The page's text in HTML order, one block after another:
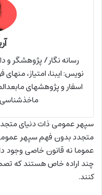
رسانه نگار/ پژوهشگر و
نویس: ایبنا، امتیاز،
اسفار و پژوهشهای
ماخذشناسی
سپهر عمومی ذات دنیای
متجدد بدون فهم سپهر
عموما نه قانون خاصی وجود
چند اراده خاص هستند که
کنند.